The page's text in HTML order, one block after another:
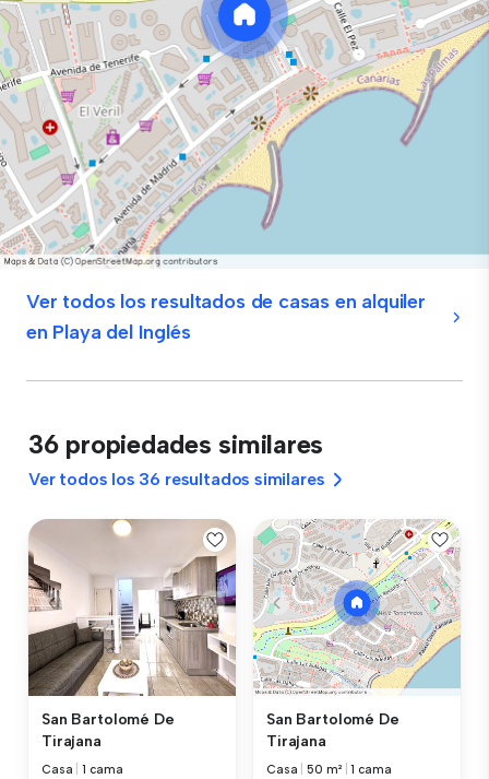
Ver todos los resultados de casas en alquiler
en Playa del Inglés
36 propiedades similares
Ver todos los 36 resultados similares
San Bartolomé De
Tirajana
Casa |1 cama
San Bartolomé De
Tirajana
Casa |50 m² |1 cama